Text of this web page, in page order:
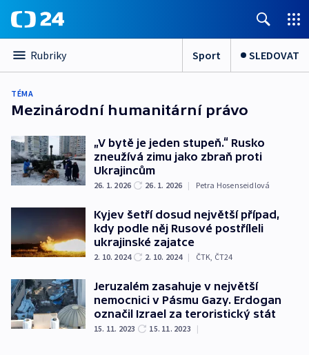
Rubriky Sport SLEDOVAT
TÉMA
Mezinárodní humanitární právo
„V bytě je jeden stupeň.“ Rusko
zneužívá zimu jako zbraň proti
Ukrajincům
26. 1. 2026 26. 1. 2026 | Petra Hosenseidlová
Kyjev šetří dosud největší případ,
kdy podle něj Rusové postříleli
ukrajinské zajatce
2. 10. 2024 2. 10. 2024 | ČTK, ČT24
Jeruzalém zasahuje v největší
nemocnici v Pásmu Gazy. Erdogan
označil Izrael za teroristický stát
15. 11. 2023 15. 11. 2023 |